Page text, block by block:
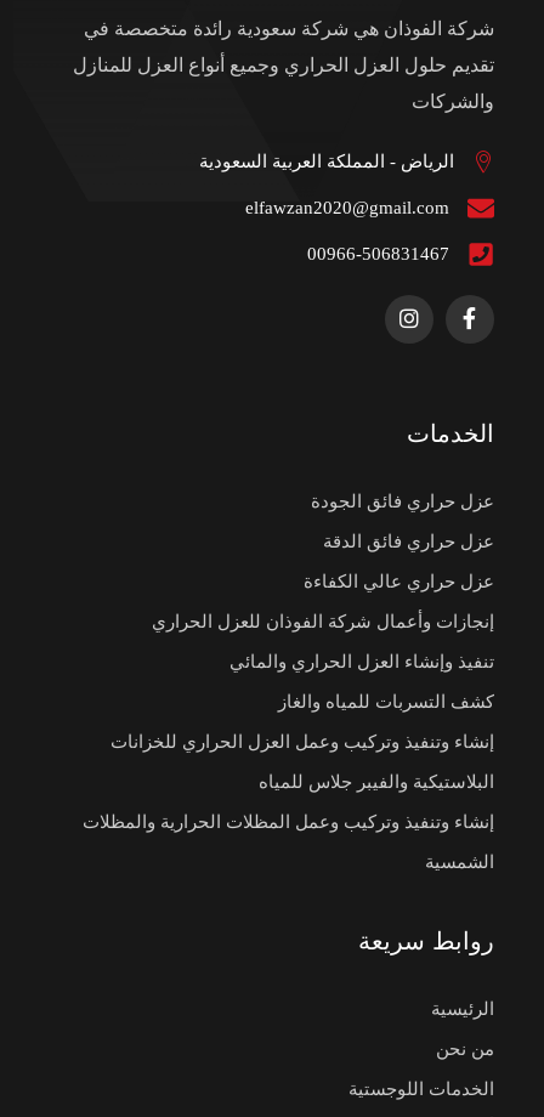
شركة الفوذان هي شركة سعودية رائدة متخصصة في
تقديم حلول العزل الحراري وجميع أنواع العزل للمنازل
والشركات
الرياض - المملكة العربية السعودية
elfawzan2020@gmail.com
00966-506831467
الخدمات
عزل حراري فائق الجودة
عزل حراري فائق الدقة
عزل حراري عالي الكفاءة
إنجازات وأعمال شركة الفوذان للعزل الحراري
تنفيذ وإنشاء العزل الحراري والمائي
كشف التسربات للمياه والغاز
إنشاء وتنفيذ وتركيب وعمل العزل الحراري للخزانات
البلاستيكية والفيبر جلاس للمياه
إنشاء وتنفيذ وتركيب وعمل المظلات الحرارية والمظلات
الشمسية
روابط سريعة
الرئيسية
من نحن
الخدمات اللوجستية